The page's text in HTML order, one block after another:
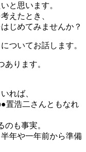
と思います。
えたとき、
じめてみませんか？
ついてお話します。
ります。
れば、
置浩二さんともなれ
も事実。
年や一年前から準備